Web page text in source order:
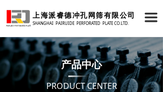
끀
首页
产品中心
新闻资讯
上海派睿德冲孔网筛有限公司
SHANGHAI PAIRUIDE PERFORATED PLATE CO.LTD.
产品中心
PRODUCT CENTER